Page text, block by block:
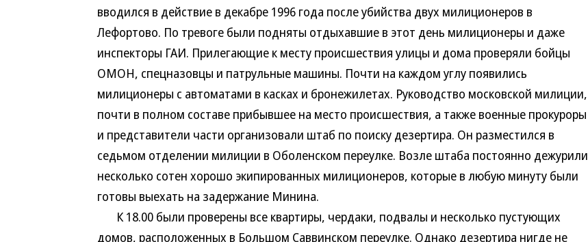
вводился в действие в декабре 1996 года после убийства двух милиционеров в
Лефортово. По тревоге были подняты отдыхавшие в этот день милиционеры и даже
инспекторы ГАИ. Прилегающие к месту происшествия улицы и дома проверяли бойцы
ОМОН, спецназовцы и патрульные машины. Почти на каждом углу появились
милиционеры с автоматами в касках и бронежилетах. Руководство московской милиции,
почти в полном составе прибывшее на место происшествия, а также военные прокуроры
и представители части организовали штаб по поиску дезертира. Он разместился в
седьмом отделении милиции в Оболенском переулке. Возле штаба постоянно дежурили
несколько сотен хорошо экипированных милиционеров, которые в любую минуту были
готовы выехать на задержание Минина.
К 18.00 были проверены все квартиры, чердаки, подвалы и несколько пустующих
домов, расположенных в Большом Саввинском переулке. Однако дезертира нигде не